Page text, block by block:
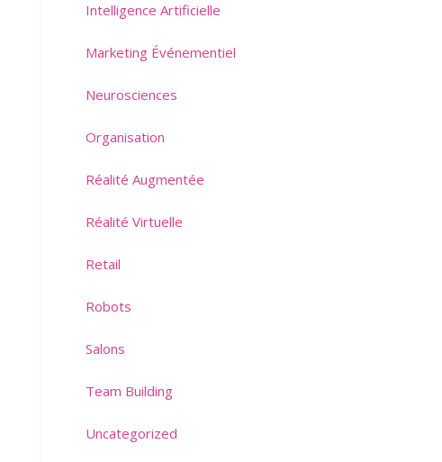
Intelligence Artificielle
Marketing Événementiel
Neurosciences
Organisation
Réalité Augmentée
Réalité Virtuelle
Retail
Robots
Salons
Team Building
Uncategorized